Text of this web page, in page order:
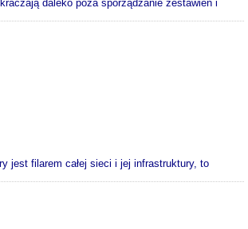
daleko poza sporządzanie zestawień i
jest filarem całej sieci i jej infrastruktury, to